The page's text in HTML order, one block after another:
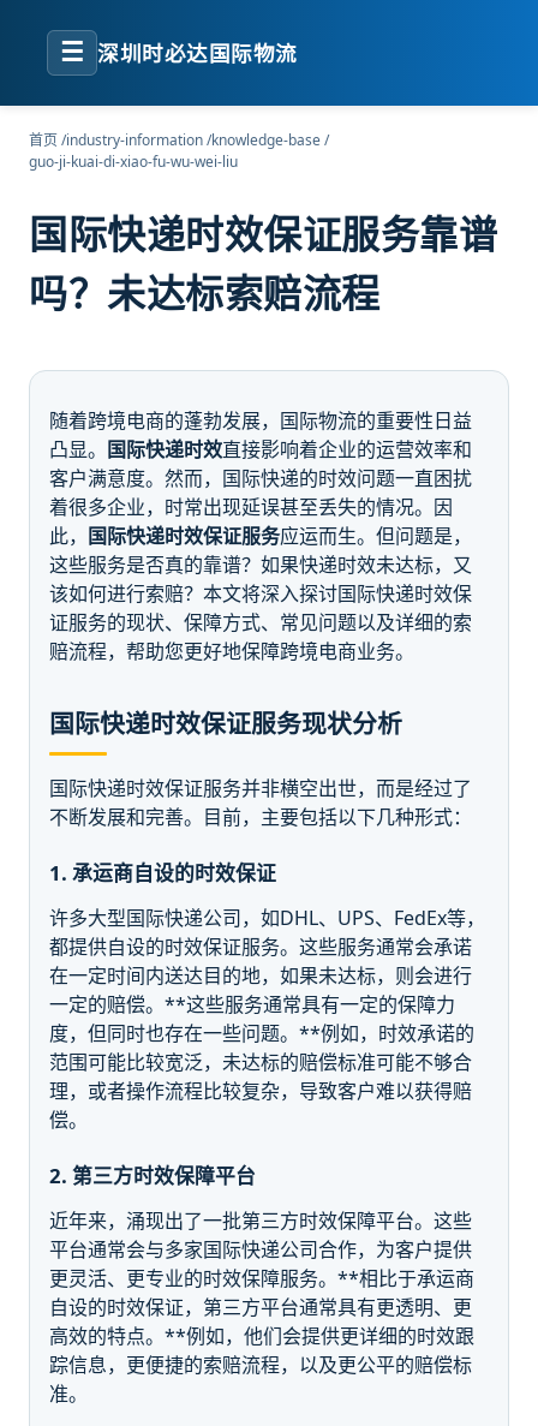
☰ 深圳时必达国际物流
首页/industry-information/knowledge-base/
guo-ji-kuai-di-xiao-fu-wu-wei-liu
国际快递时效保证服务靠谱
吗？未达标索赔流程
随着跨境电商的蓬勃发展，国际物流的重要性日益
凸显。 国际快递时效直接影响着企业的运营效率和
客户满意度。然而，国际快递的时效问题一直困扰
着很多企业，时常出现延误甚至丢失的情况。因
此， 国际快递时效保证服务应运而生。但问题是，
这些服务是否真的靠谱？如果快递时效未达标，又
该如何进行索赔？本文将深入探讨国际快递时效保
证服务的现状、保障方式、常见问题以及详细的索
赔流程，帮助您更好地保障跨境电商业务。
国际快递时效保证服务现状分析
国际快递时效保证服务并非横空出世，而是经过了
不断发展和完善。目前，主要包括以下几种形式：
1. 承运商自设的时效保证
许多大型国际快递公司，如DHL、UPS、FedEx等，
都提供自设的时效保证服务。这些服务通常会承诺
在一定时间内送达目的地，如果未达标，则会进行
一定的赔偿。**这些服务通常具有一定的保障力
度，但同时也存在一些问题。**例如，时效承诺的
范围可能比较宽泛，未达标的赔偿标准可能不够合
理，或者操作流程比较复杂，导致客户难以获得赔
偿。
2. 第三方时效保障平台
近年来，涌现出了一批第三方时效保障平台。这些
平台通常会与多家国际快递公司合作，为客户提供
更灵活、更专业的时效保障服务。**相比于承运商
自设的时效保证，第三方平台通常具有更透明、更
高效的特点。**例如，他们会提供更详细的时效跟
踪信息，更便捷的索赔流程，以及更公平的赔偿标
准。